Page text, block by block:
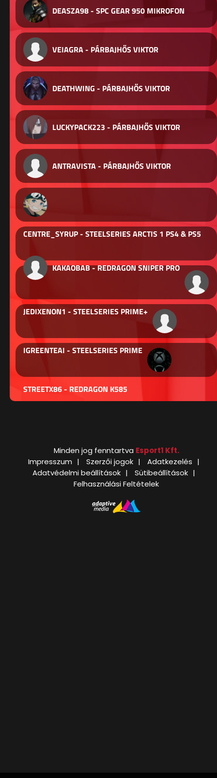
DEASZA98 - SPC GEAR 950 MIKROFON
VEIAGRA - PÁRBAJHŐS VIKTOR
DEATHWING - PÁRBAJHŐS VIKTOR
LUCKYPACK223 - PÁRBAJHŐS VIKTOR
ANTRAVISTA - PÁRBAJHŐS VIKTOR
CENTRE_SYRUP - STEELSERIES ARCTIS 1 PS4 & PS5
KAKAOBAB - REDRAGON SNIPER PRO
JEDIXENON1 - STEELSERIES PRIME+
IGREENTEAI - STEELSERIES PRIME
STREETX86 - REDRAGON K585
Minden jog fenntartva Esport1 Kft.
Impresszum
Szerzői jogok
Adatkezelés
Adatvédelmi beállítások
Sütibeállítások
Felhasználási Feltételek